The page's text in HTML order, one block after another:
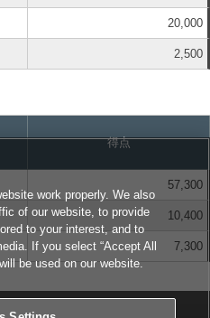
20,000
2,500
得点
57,300
10,400
7,300
Terms of Service
work properly. We also
of our website, to provide
to your interest, and to
If you select “Accept All
be used on our website.